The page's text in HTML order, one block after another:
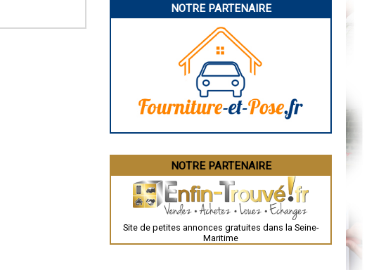
Brive-la-Gaillarde
Chartres
Toulouse
Châteauroux
Grenoble
Mont-de-Marsan
Saint-Étienne
NOTRE PARTENAIRE
NOTRE PARTENAIRE
Site de petites annonces gratuites dans la Seine-
Maritime